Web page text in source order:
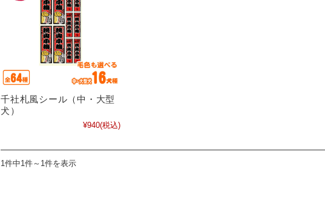
千社札風シール（中・大型
犬）
¥940(税込)
1件中1件～1件を表示